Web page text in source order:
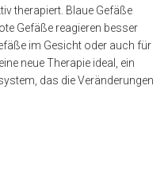
therapiert. Blaue Gefäße
Gefäße reagieren besser
im Gesicht oder auch für
neue Therapie ideal, ein
das die Veränderungen